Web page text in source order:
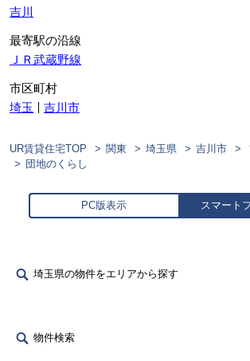
吉川
最寄駅の沿線
ＪＲ武蔵野線
市区町村
埼玉
吉川市
UR賃貸住宅TOP 関東 埼玉県 吉川市
団地のくらし
PC版表示 スマート
埼玉県の物件をエリアから探す
物件検索